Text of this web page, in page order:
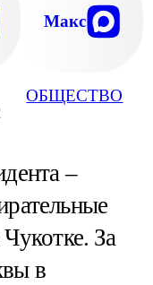
ОБЩЕСТВО
Макс
–
За
в